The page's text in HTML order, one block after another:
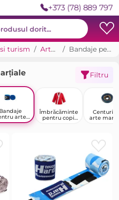
+373 (78) 889 797
turism Arte marțiale Bandaje pentru arte marțiale
Filtru
Bandaje
arte
Îmbrăcăminte
pentru copii
Centuri
arte